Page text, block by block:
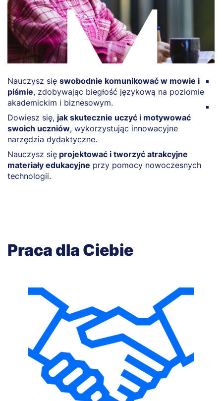
Nauczysz się swobodnie komunikować w mowie i
piśmie, zdobywając biegłość językową na poziomie
akademickim i biznesowym.
Dowiesz się, jak skutecznie uczyć i motywować
swoich uczniów, wykorzystując innowacyjne
narzędzia dydaktyczne.
Nauczysz się projektować i tworzyć atrakcyjne
materiały edukacyjne przy pomocy nowoczesnych
technologii.
Praca dla Ciebie